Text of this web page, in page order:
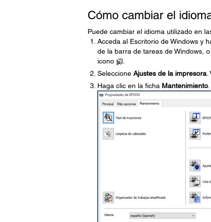
Cómo cambiar el
Puede cambiar el idioma utilizado en
Acceda al Escritorio de Windows y
de la barra de tareas de Windows,
icono
.
Seleccione Ajustes de la impresora.
Haga clic en la ficha Mantenimiento